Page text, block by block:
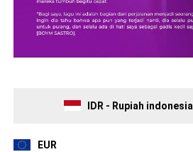
IDR - Rupiah indonesia
EUR